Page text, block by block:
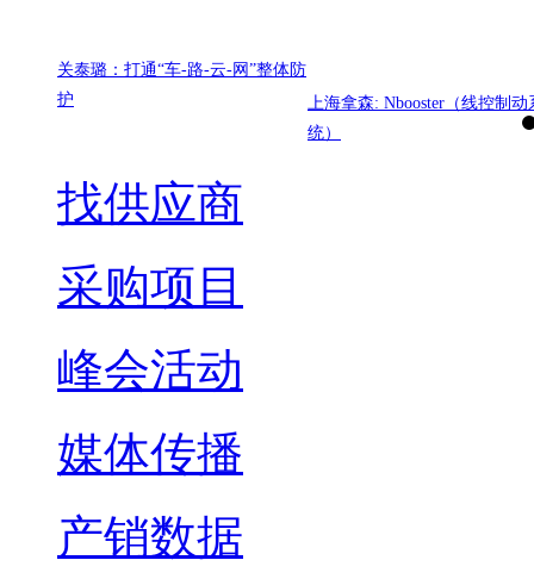
关泰璐：打通“车-路-云-网”整体防
护
上海拿森: Nbooster（线控制动
统）
找供应商
采购项目
峰会活动
媒体传播
产销数据